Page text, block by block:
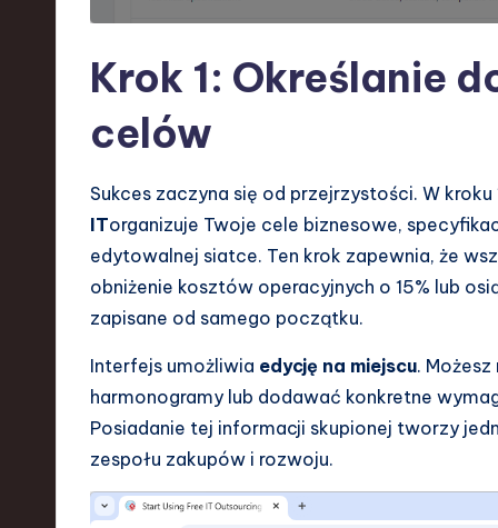
Krok 1: Określanie
celów
Sukces zaczyna się od przejrzystości. W kroku
ITorganizuje Twoje cele biznesowe,
edytowalnej siatce. Ten krok zapewnia, że
obniżenie kosztów operacyjnych o 15% lub
zapisane od samego początku.
Interfejs umożliwia edycję na miejscu.
harmonogramy lub dodawać konkretne
Posiadanie tej informacji skupionej tworzy
zespołu zakupów i rozwoju.